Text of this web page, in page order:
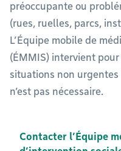
préoccupante ou
(rues, ruelles, parcs,
L’Équipe mobile de
(ÉMMIS) intervient
situations non
n’est pas nécessaire.
Contacter l’Équipe